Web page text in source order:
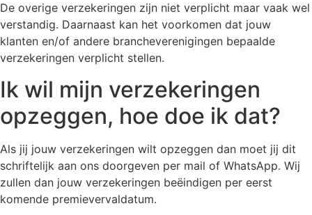
De overige verzekeringen zijn niet verplicht maar vaak wel
verstandig. Daarnaast kan het voorkomen dat jouw
klanten en/of andere brancheverenigingen bepaalde
verzekeringen verplicht stellen.
Ik wil mijn verzekeringen
opzeggen, hoe doe ik dat?
Als jij jouw verzekeringen wilt opzeggen dan moet jij dit
schriftelijk aan ons doorgeven per mail of WhatsApp. Wij
zullen dan jouw verzekeringen beëindigen per eerst
komende premievervaldatum.